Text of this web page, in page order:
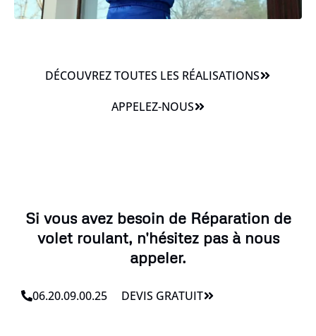
DÉCOUVREZ TOUTES LES RÉALISATIONS
APPELEZ-NOUS
Si vous avez besoin de Réparation de
volet roulant, n'hésitez pas à nous
appeler.
06.20.09.00.25 DEVIS GRATUIT